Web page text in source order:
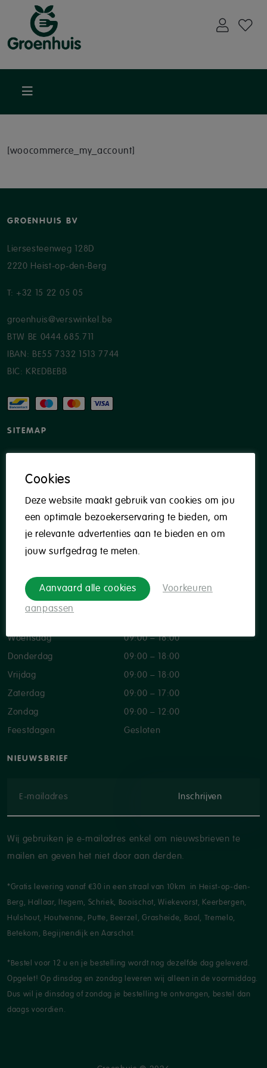
[woocommerce_my_account]
GROENHUIS BV
Liersesteenweg 128D
2220 Heist-op-den-Berg
T: +32 15 22 05 05
groenhuis@verswinkel.be
BTW BE 0444.685.711
IBAN: BE55 7332 1513 7744
BIC: KREDBEBB
SITEMAP
Catering
Contact
Privacybeleid
Maandag 09:00 – 18:00
Woensdag 09:00 – 18:00
Donderdag 09:00 – 18:00
Vrijdag 09:00 – 18:00
Zaterdag 09:00 – 17:00
Zondag 09:00 – 12:00
Feestdagen Gesloten
NIEUWSBRIEF
Wij gebruiken je e-mailadres enkel om nieuwsbrieven te
mailen en geven het niet door aan derden.
*Gratis levering vanaf €30 in een straal van 10km in Heist-op-den-
Berg, Hallaar, Itegem, Schriek, Booischot, Wiekevorst, Keerbergen,
Hulshout, Houtvenne, Putte, Beerzel, Grasheide, Baal, Tremelo,
Betekom, Begijnendijk en Aarschot.
*Bestel voor 12 u en je bestelling wordt nog dezelfde dag geleverd.
Opgelet! Op dinsdag en zondag leveren wij alleen in de voormiddag.
Dus wil je dinsdag of zondag je bestelling te ontvangen, bestel dan
daags voordien.
Cookies
Deze website maakt gebruik van cookies om jou
een optimale bezoekerservaring te bieden, om
je relevante advertenties aan te bieden en om
jouw surfgedrag te meten.
Aanvaard alle cookies Voorkeuren
aanpassen